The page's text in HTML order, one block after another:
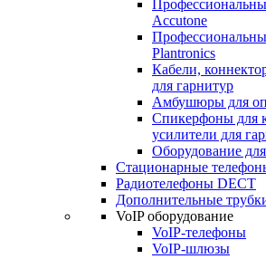
Accutone
Plantronics
Кабели,
для гарнитур
Амбушюры для
Cпикерфоны для
усилители для
Оборудование
Стационарные
Радиотелефоны DECT
Дополнительные
VoIP оборудование
VoIP-телефоны
VoIP-шлюзы